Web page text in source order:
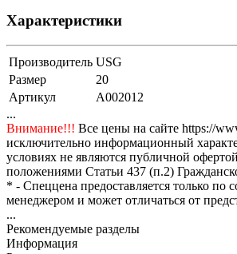
Характеристики
Производитель USG
Размер
20
Артикул
A002012
...
Внимание!!! Все цены на сайте https://
исключительно информационный
условиях не являются публичной
положениями Статьи 437 (п.2)
* - Спеццена предоставляется только по
менеджером и может отличаться от
...
Рекомендуемые разделы
Информация